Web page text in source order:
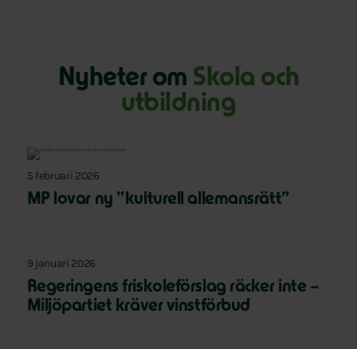
Nyheter om Skola och
utbildning
5 februari 2026
MP lovar ny ”kulturell allemansrätt”
9 januari 2026
Regeringens friskoleförslag räcker inte –
Miljöpartiet kräver vinstförbud